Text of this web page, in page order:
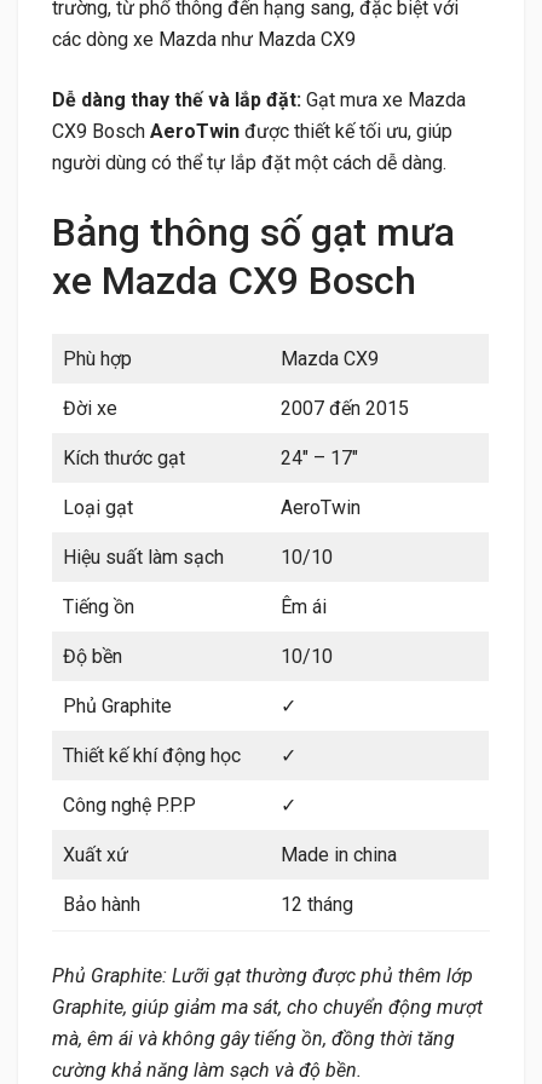
trường, từ phổ thông đến hạng sang, đặc biệt với
các dòng xe Mazda như Mazda CX9
Dễ dàng thay thế và lắp đặt: Gạt mưa xe Mazda
CX9 Bosch AeroTwin được thiết kế tối ưu, giúp
người dùng có thể tự lắp đặt một cách dễ dàng.
Bảng thông số gạt mưa
xe Mazda CX9 Bosch
Phù hợp Mazda CX9
Đời xe 2007 đến 2015
Kích thước gạt 24″ – 17″
Loại gạt AeroTwin
Hiệu suất làm sạch 10/10
Tiếng ồn Êm ái
Độ bền 10/10
Phủ Graphite ✓
Thiết kế khí động học ✓
Công nghệ P.P.P ✓
Xuất xứ Made in china
Bảo hành 12 tháng
Phủ Graphite: Lưỡi gạt thường được phủ thêm lớp
Graphite, giúp giảm ma sát, cho chuyển động mượt
mà, êm ái và không gây tiếng ồn, đồng thời tăng
cường khả năng làm sạch và độ bền.